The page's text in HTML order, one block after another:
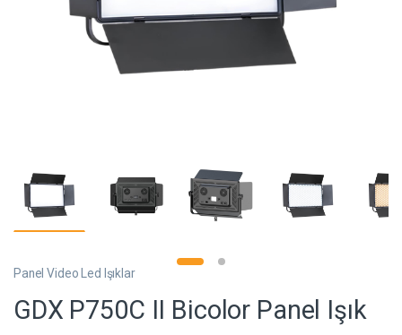
Panel Video Led Işıklar
GDX P750C II Bicolor Panel Işık